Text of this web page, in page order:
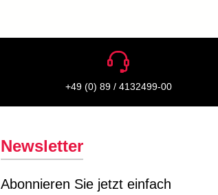
+49 (0) 89 / 4132499-00
Newsletter
Abonnieren Sie jetzt einfach